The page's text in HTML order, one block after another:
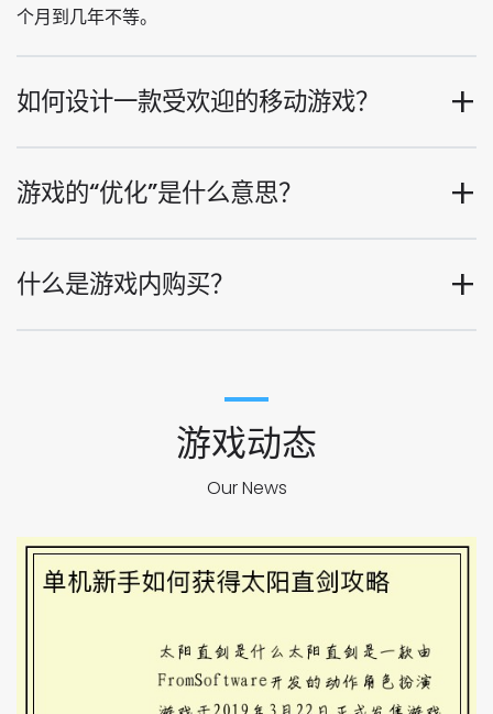
个月到几年不等。
如何设计一款受欢迎的移动游戏？
游戏的“优化”是什么意思？
什么是游戏内购买？
游戏动态
Our News